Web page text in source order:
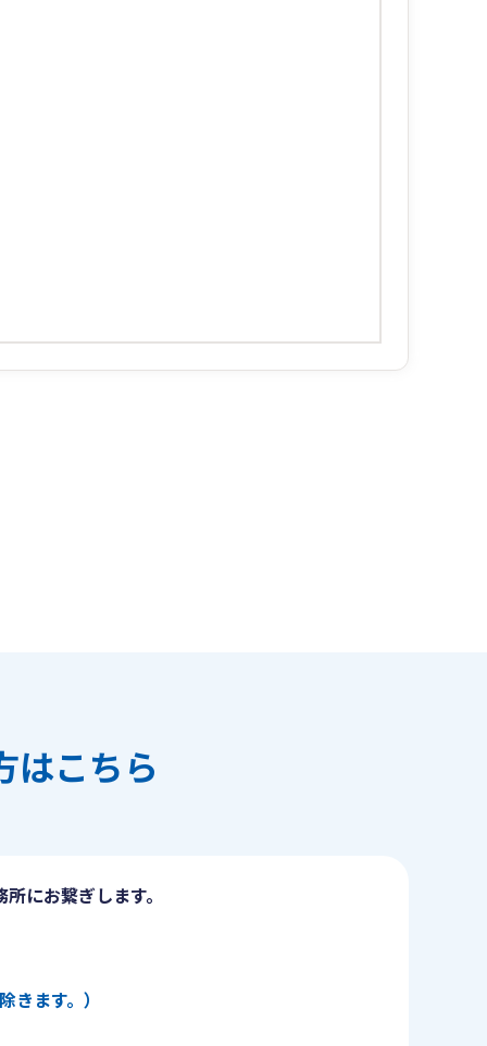
はこちら
にお繋ぎします。
ます。）